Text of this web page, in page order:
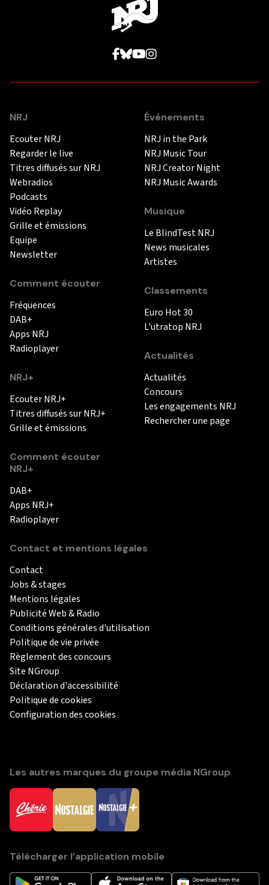
NRJ
Ecouter NRJ
Regarder le live
Titres diffusés sur NRJ
Webradios
Podcasts
Vidéo Replay
Grille et émissions
Equipe
Newsletter
Comment écouter
Fréquences
DAB+
Apps NRJ
Radioplayer
NRJ+
Ecouter NRJ+
Titres diffusés sur NRJ+
Grille et émissions
Comment écouter
NRJ+
DAB+
Apps NRJ+
Radioplayer
Événements
NRJ in the Park
NRJ Music Tour
NRJ Creator Night
NRJ Music Awards
Musique
Le BlindTest NRJ
News musicales
Artistes
Classements
Euro Hot 30
L'utratop NRJ
Actualités
Actualités
Concours
Les engagements NRJ
Rechercher une page
Contact et mentions légales
Contact
Jobs & stages
Mentions légales
Publicité Web & Radio
Conditions générales d'utilisation
Politique de vie privée
Règlement des concours
Site NGroup
Déclaration d'accessibilité
Politique de cookies
Configuration des cookies
Les autres marques du groupe média NGroup
Télécharger l’application mobile